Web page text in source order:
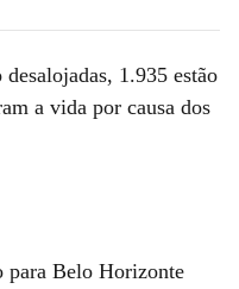
1.935 estão
a vida por causa dos
para Belo Horizonte